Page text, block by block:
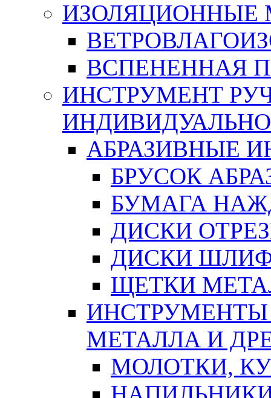
ИЗОЛЯЦИОННЫЕ
ВСПЕНЕННАЯ
ИНСТРУМЕНТ
АБРАЗИВНЫЕ
БРУСОК
БУМАГА
ДИСКИ
ДИСКИ
ЩЕТКИ
ИНСТРУМЕНТЫ
МЕТАЛЛА И
МОЛОТКИ,